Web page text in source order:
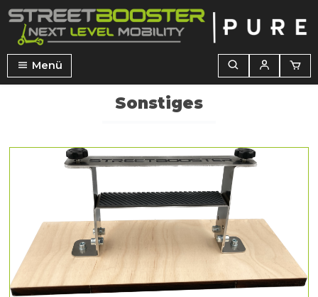
springen
Menü
Sonstiges